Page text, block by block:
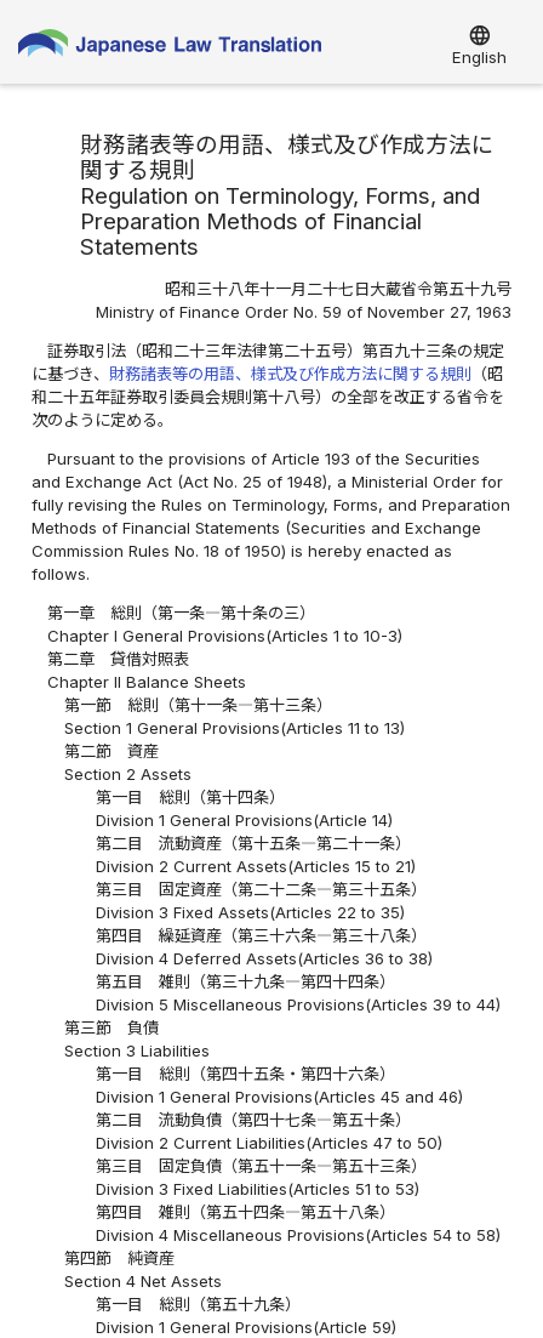
language
English
財務諸表等の用語、様式及び作成方法に
関する規則
Regulation on Terminology, Forms, and
Preparation Methods of Financial
Statements
昭和三十八年十一月二十七日大蔵省令第五十九号
Ministry of Finance Order No. 59 of November 27, 1963
証券取引法（昭和二十三年法律第二十五号）第百九十三条の規定
に基づき、 財務諸表等の用語、様式及び作成方法に関する規則 （昭
和二十五年証券取引委員会規則第十八号）の全部を改正する省令を
次のように定める。
Pursuant to the provisions of Article 193 of the Securities
and Exchange Act (Act No. 25 of 1948), a Ministerial Order for
fully revising the Rules on Terminology, Forms, and Preparation
Methods of Financial Statements (Securities and Exchange
Commission Rules No. 18 of 1950) is hereby enacted as
follows.
第一章 総則（第一条―第十条の三）
Chapter I General Provisions(Articles 1 to 10-3)
第二章 貸借対照表
Chapter II Balance Sheets
第一節 総則（第十一条―第十三条）
Section 1 General Provisions(Articles 11 to 13)
第二節 資産
Section 2 Assets
第一目 総則（第十四条）
Division 1 General Provisions(Article 14)
第二目 流動資産（第十五条―第二十一条）
Division 2 Current Assets(Articles 15 to 21)
第三目 固定資産（第二十二条―第三十五条）
Division 3 Fixed Assets(Articles 22 to 35)
第四目 繰延資産（第三十六条―第三十八条）
Division 4 Deferred Assets(Articles 36 to 38)
第五目 雑則（第三十九条―第四十四条）
Division 5 Miscellaneous Provisions(Articles 39 to 44)
第三節 負債
Section 3 Liabilities
第一目 総則（第四十五条・第四十六条）
Division 1 General Provisions(Articles 45 and 46)
第二目 流動負債（第四十七条―第五十条）
Division 2 Current Liabilities(Articles 47 to 50)
第三目 固定負債（第五十一条―第五十三条）
Division 3 Fixed Liabilities(Articles 51 to 53)
第四目 雑則（第五十四条―第五十八条）
Division 4 Miscellaneous Provisions(Articles 54 to 58)
第四節 純資産
Section 4 Net Assets
第一目 総則（第五十九条）
Division 1 General Provisions(Article 59)